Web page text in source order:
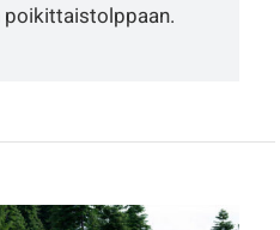
poikittaistolppaan.